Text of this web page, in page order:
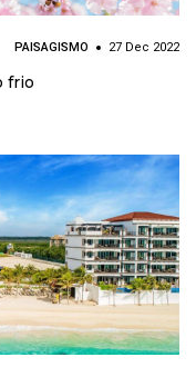
PAISAGISMO 27 Dec 2022
frio